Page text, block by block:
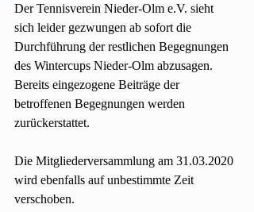
Der Tennisverein Nieder-Olm e.V. sieht
sich leider gezwungen ab sofort die
Durchführung der restlichen Begegnungen
des Wintercups Nieder-Olm abzusagen.
Bereits eingezogene Beiträge der
betroffenen Begegnungen werden
zurückerstattet.
Die Mitgliederversammlung am 31.03.2020
wird ebenfalls auf unbestimmte Zeit
verschoben.